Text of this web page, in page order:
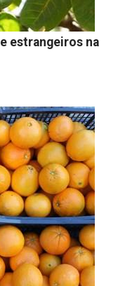
estrangeiros na